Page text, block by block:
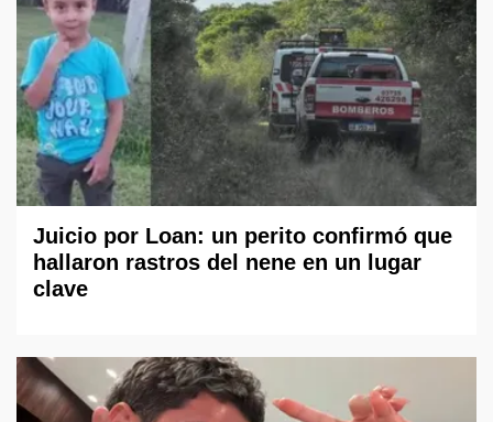
Juicio por Loan: un perito confirmó que
hallaron rastros del nene en un lugar
clave